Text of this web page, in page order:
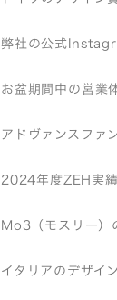
弊社の公式
お盆期間中の営業
アドヴァンスファ
2024年度ZEH実
Mo3（モスリー）
イタリアのデザ